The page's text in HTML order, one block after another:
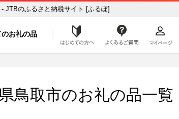
ポンをＧＥＴ！ - JTBのふるさと納税サイト [ふるぽ]
のお礼の品 はじめての方へ
鳥取市のお礼の品一覧